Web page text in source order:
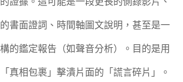
書面證詞、時間軸圖文說明，甚至是一
的鑑定報告（如聲音分析）。目的是用
真相包裹」擊潰片面的「謊言碎片」。